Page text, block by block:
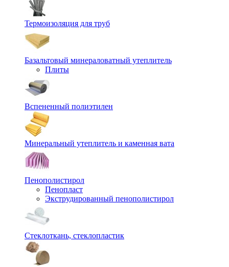
Термоизоляция для труб
Базальтовый минераловатный утеплитель
Плиты
Вспененный полиэтилен
Минеральный утеплитель и каменная вата
Пенополистирол
Пенопласт
Экструдированный пенополистирол
Стеклоткань, стеклопластик